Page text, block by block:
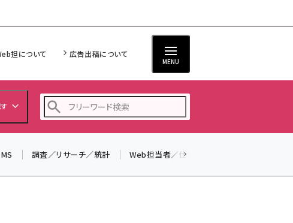
担について 広告出稿について
MENU
調査／リサーチ／統計 Web担当者／仕事